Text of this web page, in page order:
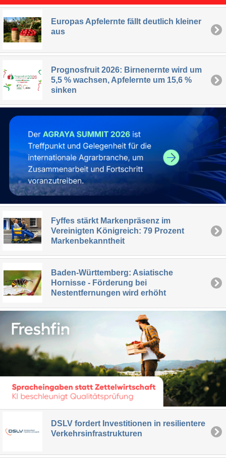
Europas Apfelernte fällt deutlich kleiner
aus
Prognosfruit 2026: Birnenernte wird um
5,5 % wachsen, Apfelernte um 15,6 %
sinken
Fyffes stärkt Markenpräsenz im
Vereinigten Königreich: 79 Prozent
Markenbekanntheit
Baden-Württemberg: Asiatische
Hornisse - Förderung bei
Nestentfernungen wird erhöht
DSLV fordert Investitionen in resilientere
Verkehrsinfrastrukturen